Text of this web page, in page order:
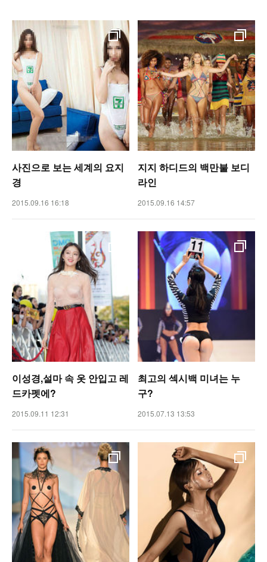
사진으로 보는 세계의 요지
경
2015.09.16 16:18
지지 하디드의 백만불 보디
라인
2015.09.16 14:57
이성경,설마 속 옷 안입고 레
드카펫에?
2015.09.11 12:31
최고의 섹시백 미녀는 누
구?
2015.07.13 13:53